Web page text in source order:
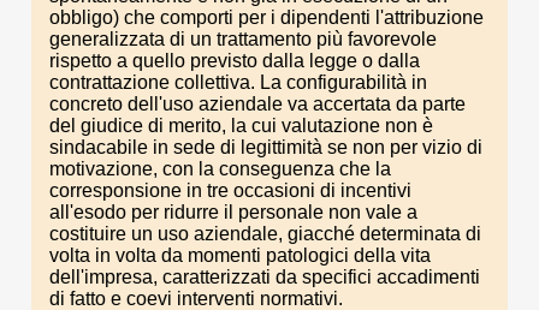
obbligo) che comporti per i dipendenti l'attribuzione
generalizzata di un trattamento più favorevole
rispetto a quello previsto dalla legge o dalla
contrattazione collettiva. La configurabilità in
concreto dell'uso aziendale va accertata da parte
del giudice di merito, la cui valutazione non è
sindacabile in sede di legittimità se non per vizio di
motivazione, con la conseguenza che la
corresponsione in tre occasioni di incentivi
all'esodo per ridurre il personale non vale a
costituire un uso aziendale, giacché determinata di
volta in volta da momenti patologici della vita
dell'impresa, caratterizzati da specifici accadimenti
di fatto e coevi interventi normativi.